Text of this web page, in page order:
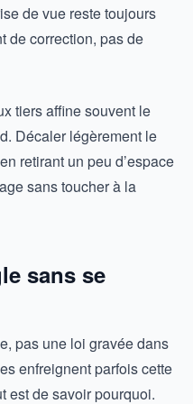
de vue reste toujours
de correction, pas de
tiers affine souvent le
Décaler légèrement le
retirant un peu d’espace
sans toucher à la
sans se
pas une loi gravée dans
enfreignent parfois cette
est de savoir pourquoi.